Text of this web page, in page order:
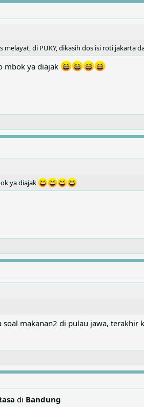
melayat, di PUKY, dikasih dos isi roti
mbok ya diajak
ya diajak
soal makanan2 di pulau jawa,
di Bandung